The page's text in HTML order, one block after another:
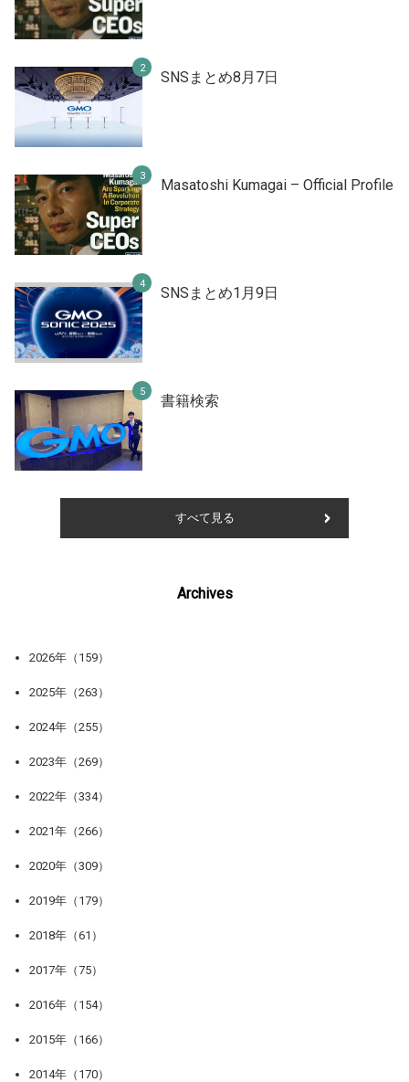
SNSまとめ8月7日
Masatoshi Kumagai – Official Profile
SNSまとめ1月9日
書籍検索
すべて見る
Archives
2026年（159）
2025年（263）
2024年（255）
2023年（269）
2022年（334）
2021年（266）
2020年（309）
2019年（179）
2018年（61）
2017年（75）
2016年（154）
2015年（166）
2014年（170）